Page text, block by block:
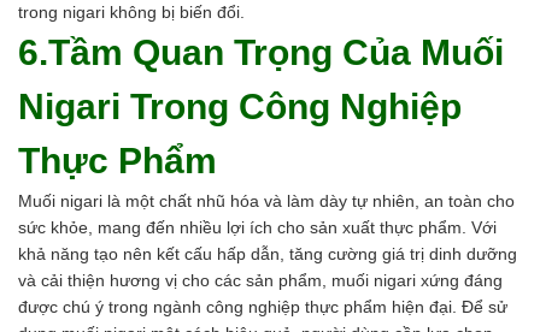
trong nigari không bị biến đổi.
6.Tầm Quan Trọng Của Muối
Nigari Trong Công Nghiệp
Thực Phẩm
Muối nigari là một chất nhũ hóa và làm dày tự nhiên, an toàn cho
sức khỏe, mang đến nhiều lợi ích cho sản xuất thực phẩm. Với
khả năng tạo nên kết cấu hấp dẫn, tăng cường giá trị dinh dưỡng
và cải thiện hương vị cho các sản phẩm, muối nigari xứng đáng
được chú ý trong ngành công nghiệp thực phẩm hiện đại. Để sử